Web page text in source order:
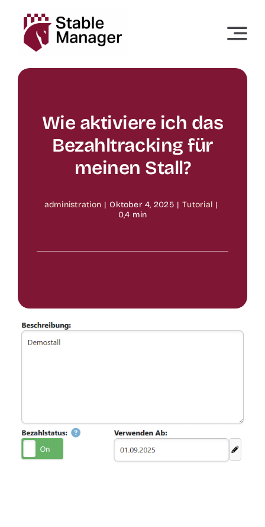
content
Wie aktiviere ich das
Bezahltracking für
meinen Stall?
administration | Oktober 4, 2025 | Tutorial |
0,4 min